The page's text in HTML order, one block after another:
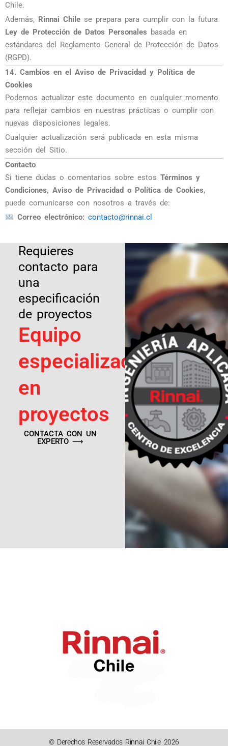
Chile.
Además, Rinnai Chile se prepara para cumplir con la futura
Ley de Protección de Datos Personales basada en
estándares del Reglamento General de Protección de Datos
(RGPD).
14. Cambios en el Aviso de Privacidad y Política de
Cookies
Podemos actualizar este documento en cualquier momento
para reflejar cambios en nuestras prácticas o cumplir con
nuevas disposiciones legales.
Cualquier actualización será publicada en esta misma
sección del Sitio.
Contacto
Si tiene dudas o comentarios sobre estos Términos y
Condiciones, Aviso de Privacidad o Política de Cookies,
puede comunicarse con nosotros a través de:
Correo electrónico: contacto@rinnai.cl
Requieres
contacto para
una
especificación
de proyectos
Equipo
especializado
en
proyectos
CONTACTA CON UN
EXPERTO ⟶
© Derechos Reservados Rinnai Chile 2026